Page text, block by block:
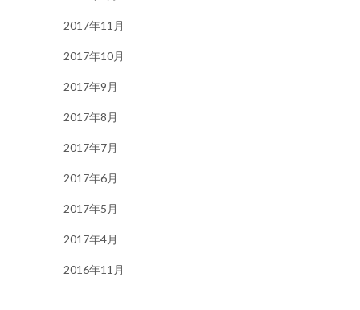
2017年11月
2017年10月
2017年9月
2017年8月
2017年7月
2017年6月
2017年5月
2017年4月
2016年11月